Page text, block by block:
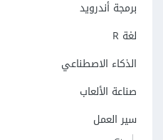
برمجة أندرويد
لغة R
الذكاء الاصطناعي
صناعة الألعاب
سير العمل